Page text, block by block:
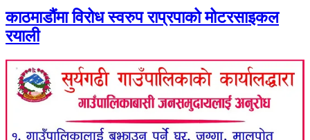
काठमाडौंमा विरोध स्वरुप राप्रपाको मोटरसाइकल
रयाली